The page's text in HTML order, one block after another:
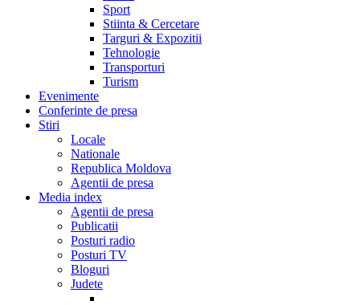
Sport
Stiinta & Cercetare
Targuri & Expozitii
Tehnologie
Transporturi
Turism
Evenimente
Conferinte de presa
Stiri
Locale
Nationale
Republica Moldova
Agentii de presa
Media index
Agentii de presa
Publicatii
Posturi radio
Posturi TV
Bloguri
Judete